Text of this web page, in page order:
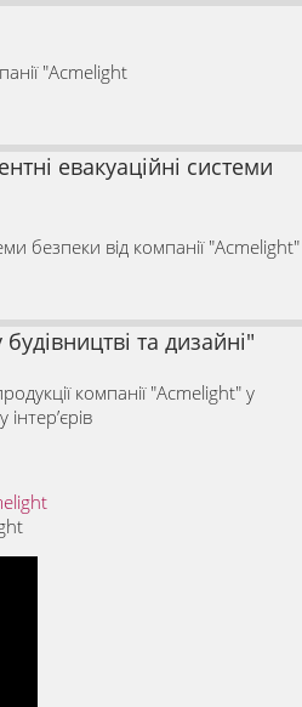
"Acmelight
евакуаційні системи
безпеки від компанії "Acmelight"
та дизайні"
компанії "Acmelight" у